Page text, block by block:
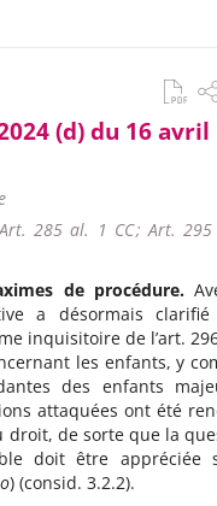
(d) du 16 avril
285 al. 1 CC ; Art. 295
de procédure.
a désormais clarifié
inquisitoire de l’art.
les enfants, y
des enfants
attaquées ont été
droit, de sorte que la
doit être appréciée
) (consid. 3.2.2).